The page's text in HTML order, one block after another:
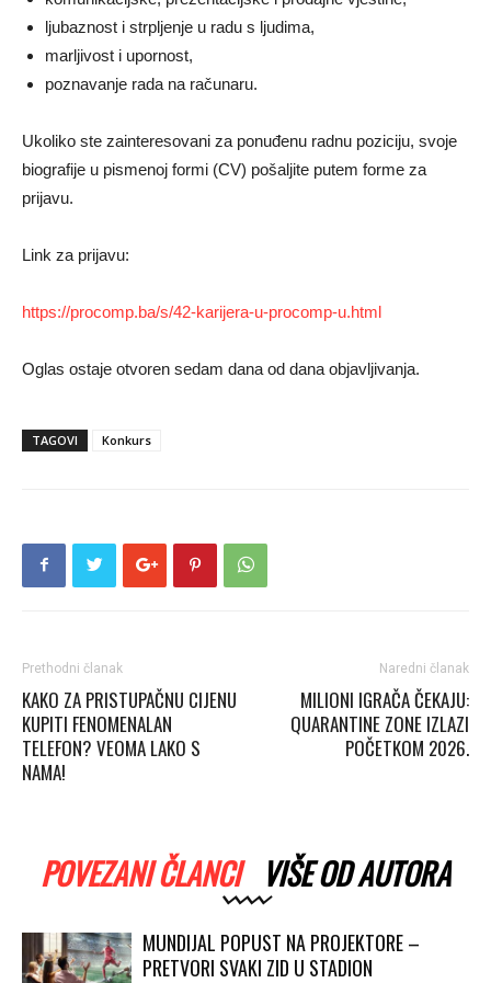
ljubaznost i strpljenje u radu s ljudima,
marljivost i upornost,
poznavanje rada na računaru.
Ukoliko ste zainteresovani za ponuđenu radnu poziciju, svoje
biografije u pismenoj formi (CV) pošaljite putem forme za
prijavu.
Link za prijavu:
https://procomp.ba/s/42-karijera-u-procomp-u.html
Oglas ostaje otvoren sedam dana od dana objavljivanja.
TAGOVI Konkurs
Prethodni članak
KAKO ZA PRISTUPAČNU CIJENU
KUPITI FENOMENALAN
TELEFON? VEOMA LAKO S
NAMA!
Naredni članak
MILIONI IGRAČA ČEKAJU:
QUARANTINE ZONE IZLAZI
POČETKOM 2026.
POVEZANI ČLANCI VIŠE OD AUTORA
MUNDIJAL POPUST NA PROJEKTORE –
PRETVORI SVAKI ZID U STADION